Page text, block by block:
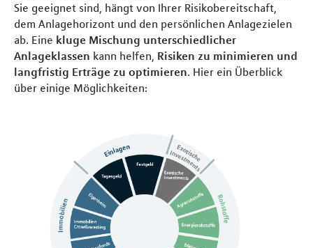
Sie geeignet sind, hängt von Ihrer Risikobereitschaft,
dem Anlagehorizont und den persönlichen Anlagezielen
ab. Eine kluge Mischung unterschiedlicher
Anlageklassen kann helfen, Risiken zu minimieren und
langfristig Erträge zu optimieren. Hier ein Überblick
über einige Möglichkeiten: